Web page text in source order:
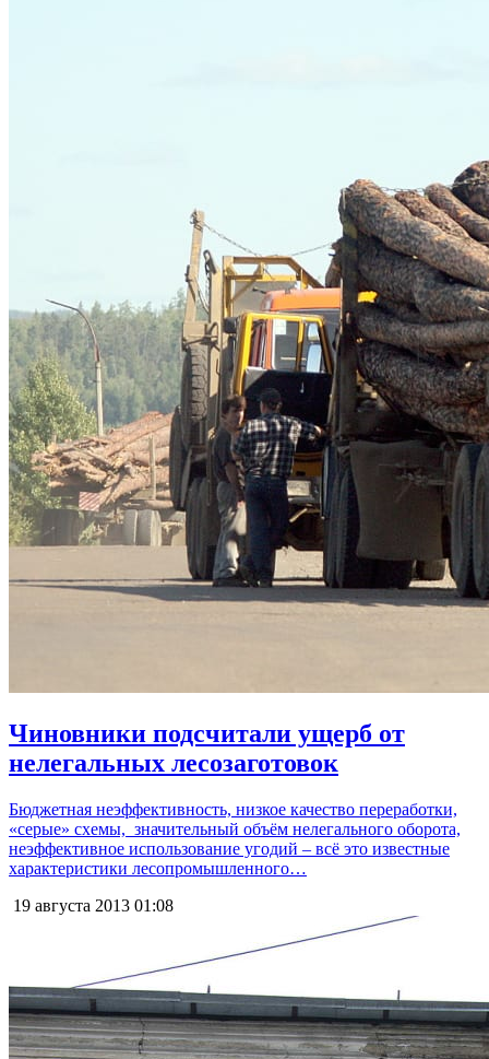
Чиновники подсчитали ущерб от
нелегальных лесозаготовок
Бюджетная неэффективность, низкое качество переработки,
«серые» схемы, значительный объём нелегального оборота,
неэффективное использование угодий – всё это известные
характеристики лесопромышленного…
19 августа 2013 01:08